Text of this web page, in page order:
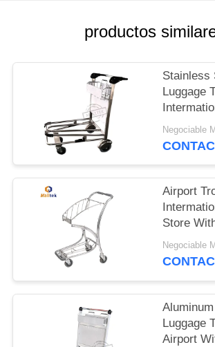
MAPA
SITIO
PRIVACY
POLICY
productos
Stainless
Luggage
Using
Layer
Negociable
Airport
Store
Negociable
Luggage
Airport